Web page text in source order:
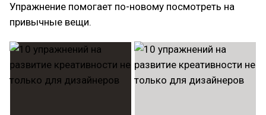
Упражнение помогает по-новому посмотреть на
привычные вещи.